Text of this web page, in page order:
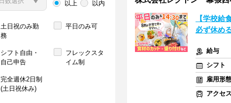
以上 以内
土日祝のみ勤
務
平日のみ可
シフト自由・
自己申告
フレックスタ
イム制
完全週休2日制
(土日祝休み)
【学校
必ず休め
給与
シフト
雇用形
アクセス